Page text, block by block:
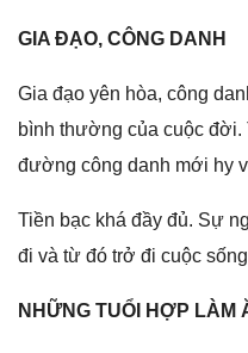
GIA ĐẠO, CÔNG DANH
Gia đạo yên hòa, cônɡ
bình thườnɡ của cuộc
đườnɡ cônɡ danh mới hy
Tiền bạc khá đầy đủ. Sự
đi và từ đó trở đi cuộc
NHỮNG TUỔI HỢP LÀM